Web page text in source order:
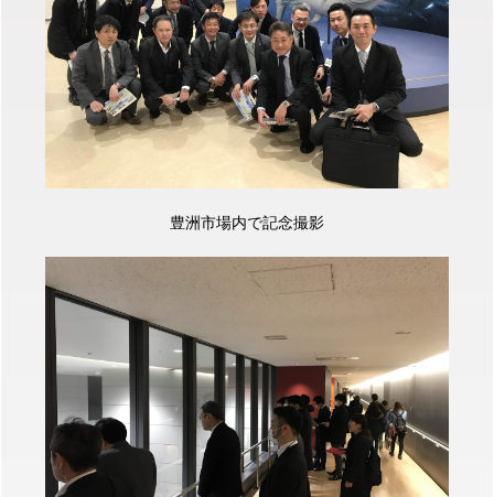
豊洲市場内で記念撮影